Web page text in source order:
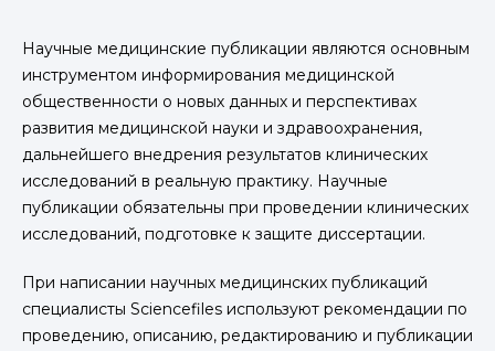
Научные медицинские публикации являются основным
инструментом информирования медицинской
общественности о новых данных и перспективах
развития медицинской науки и здравоохранения,
дальнейшего внедрения результатов клинических
исследований в реальную практику. Научные
публикации обязательны при проведении клинических
исследований, подготовке к защите диссертации.
При написании научных медицинских публикаций
специалисты Sciencefiles используют рекомендации по
проведению, описанию, редактированию и публикации